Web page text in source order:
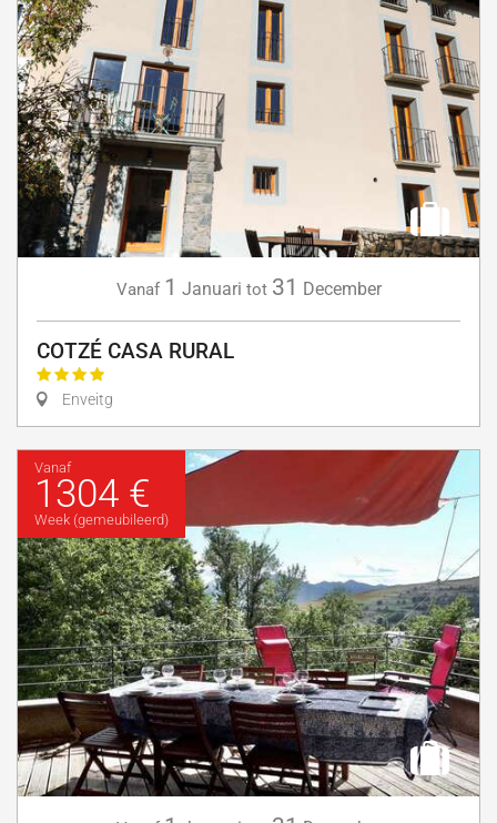
Vanaf 1 Januari tot 31 December
COTZÉ CASA RURAL
Enveitg
Vanaf
1304 €
Week (gemeubileerd)